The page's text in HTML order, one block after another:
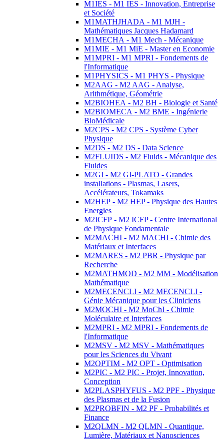
M1IES - M1 IES - Innovation, Entreprise
et Société
M1MATHJHADA - M1 MJH -
Mathématiques Jacques Hadamard
M1MECHA - M1 Mech - Mécanique
M1MIE - M1 MiE - Master en Economie
M1MPRI - M1 MPRI - Fondements de
l'Informatique
M1PHYSICS - M1 PHYS - Physique
M2AAG - M2 AAG - Analyse,
Arithmétique, Géométrie
M2BIOHEA - M2 BH - Biologie et Santé
M2BIOMECA - M2 BME - Ingénierie
BioMédicale
M2CPS - M2 CPS - Système Cyber
Physique
M2DS - M2 DS - Data Science
M2FLUIDS - M2 Fluids - Mécanique des
Fluides
M2GI - M2 GI-PLATO - Grandes
installations - Plasmas, Lasers,
Accélérateurs, Tokamaks
M2HEP - M2 HEP - Physique des Hautes
Energies
M2ICFP - M2 ICFP - Centre International
de Physique Fondamentale
M2MACHI - M2 MACHI - Chimie des
Matériaux et Interfaces
M2MARES - M2 PBR - Physique par
Recherche
M2MATHMOD - M2 MM - Modélisation
Mathématique
M2MECENCLI - M2 MECENCLI -
Génie Mécanique pour les Cliniciens
M2MOCHI - M2 MoChI - Chimie
Moléculaire et Interfaces
M2MPRI - M2 MPRI - Fondements de
l'Informatique
M2MSV - M2 MSV - Mathématiques
pour les Sciences du Vivant
M2OPTIM - M2 OPT - Optimisation
M2PIC - M2 PIC - Projet, Innovation,
Conception
M2PLASPHYFUS - M2 PPF - Physique
des Plasmas et de la Fusion
M2PROBFIN - M2 PF - Probabilités et
Finance
M2QLMN - M2 QLMN - Quantique,
Lumière, Matériaux et Nanosciences